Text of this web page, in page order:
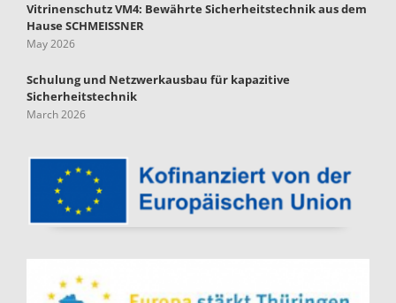
Vitrinenschutz VM4: Bewährte Sicherheitstechnik aus dem
Hause SCHMEISSNER
May 2026
Schulung und Netzwerkausbau für kapazitive
Sicherheitstechnik
March 2026